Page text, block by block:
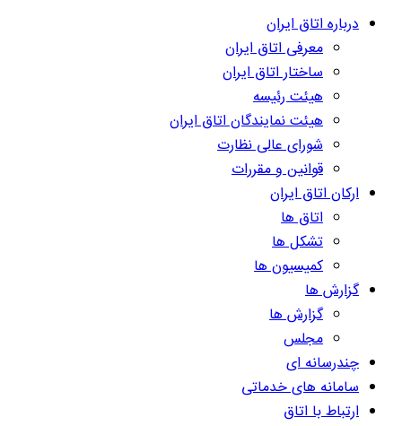
درباره اتاق ایران
معرفی اتاق ایران
ساختار اتاق ایران
هیئت رئیسه
هیئت نمایندگان اتاق ایران
شورای عالی نظارت
قوانین و مقررات
ارکان اتاق ایران
اتاق ها
تشکل ها
کمیسیون ها
گزارش ها
گزارش ها
مجلس
چندرسانه ای
سامانه های خدماتی
ارتباط با اتاق